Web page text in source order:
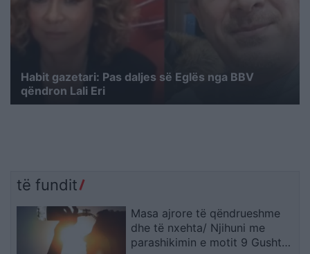
Habit gazetari: Pas daljes së Eglës nga BBV
qëndron Lali Eri
të fundit
Masa ajrore të qëndrueshme
dhe të nxehta/ Njihuni me
parashikimin e motit 9 Gusht